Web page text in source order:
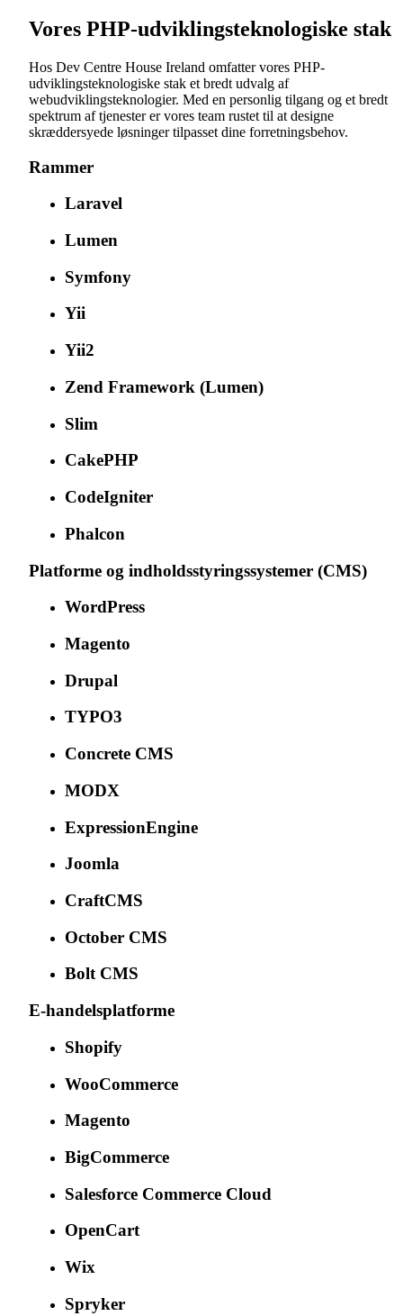
Vores PHP-udviklingsteknologiske stak
Hos Dev Centre House Ireland omfatter vores PHP-
udviklingsteknologiske stak et bredt udvalg af
webudviklingsteknologier. Med en personlig tilgang og et bredt
spektrum af tjenester er vores team rustet til at designe
skræddersyede løsninger tilpasset dine forretningsbehov.
Rammer
Laravel
Lumen
Symfony
Yii
Yii2
Zend Framework (Lumen)
Slim
CakePHP
CodeIgniter
Phalcon
Platforme og indholdsstyringssystemer (CMS)
WordPress
Magento
Drupal
TYPO3
Concrete CMS
MODX
ExpressionEngine
Joomla
CraftCMS
October CMS
Bolt CMS
E-handelsplatforme
Shopify
WooCommerce
Magento
BigCommerce
Salesforce Commerce Cloud
OpenCart
Wix
Spryker